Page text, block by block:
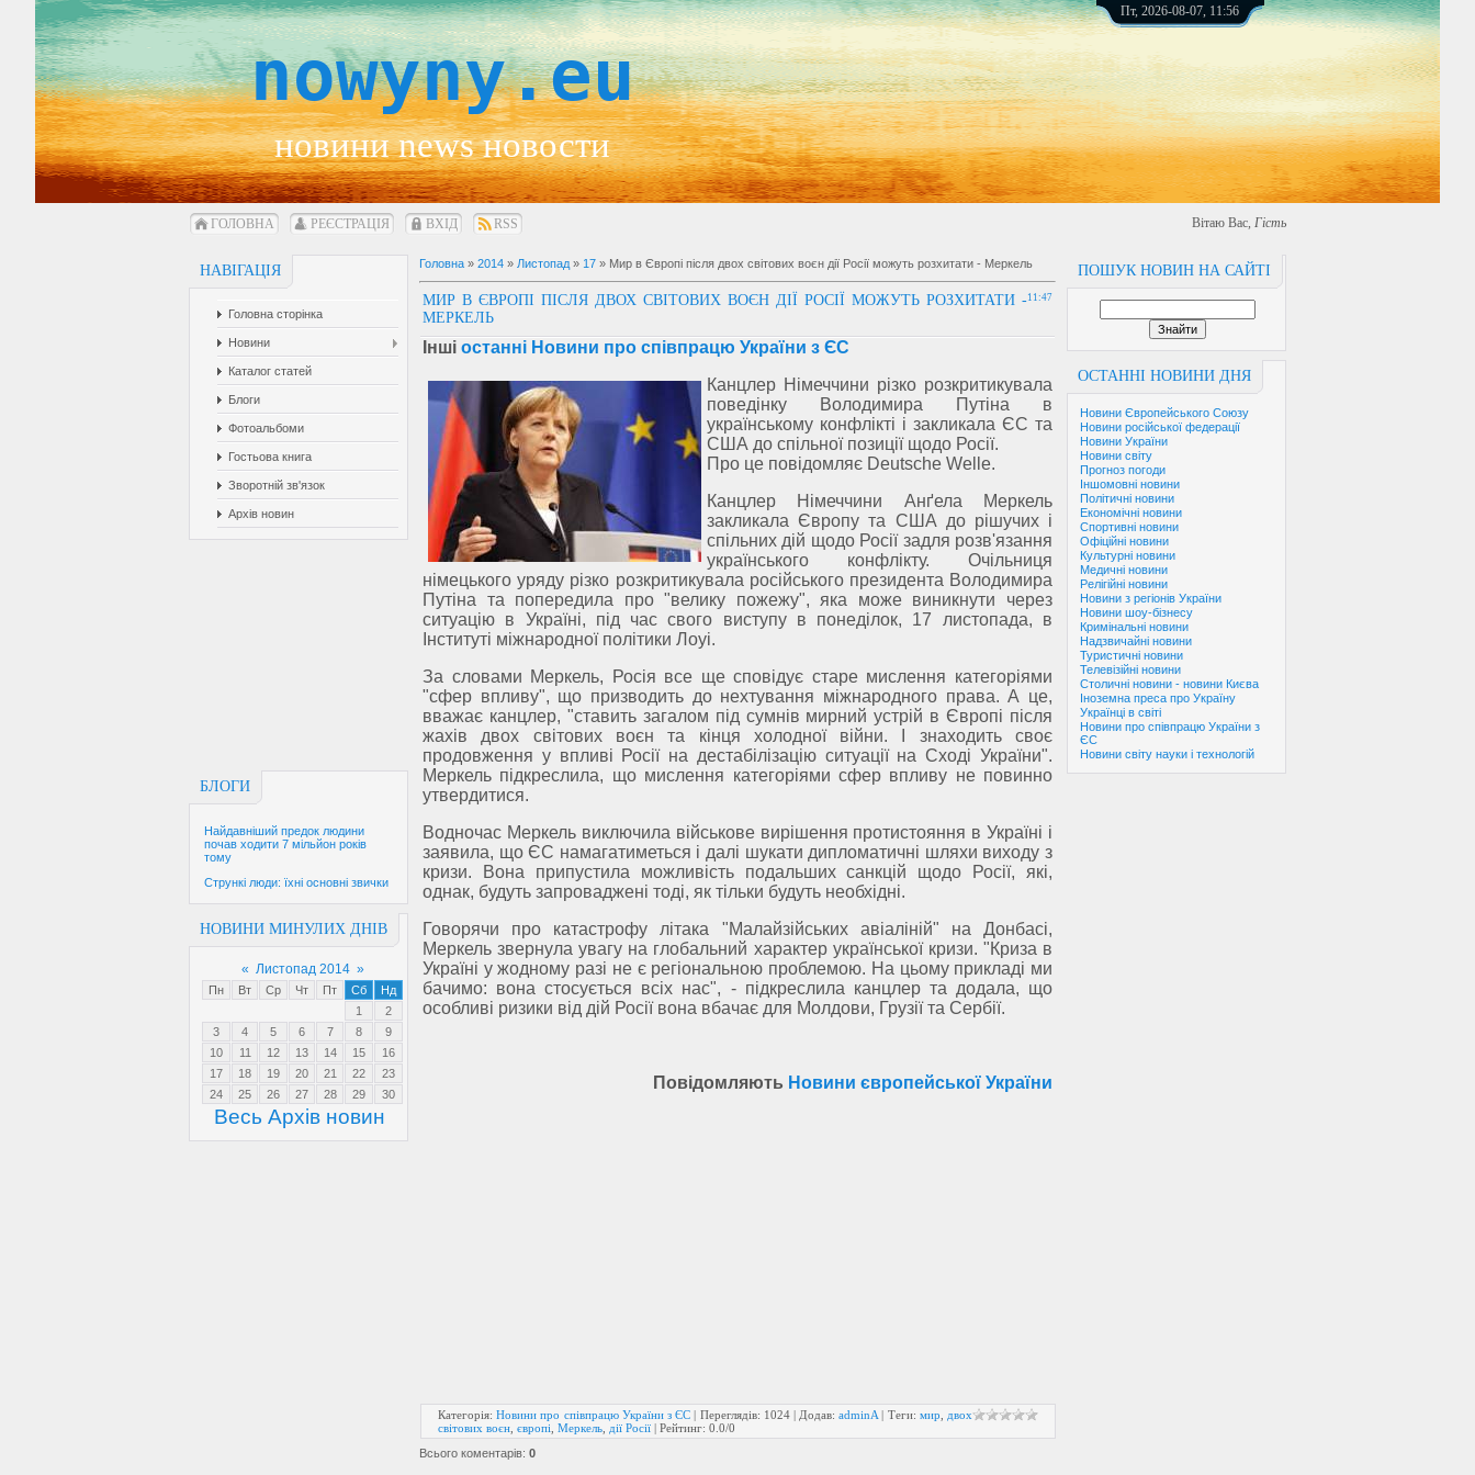
nowyny.eu
новини news новости
Пт, 2026-08-07, 11:56
ГОЛОВНА РЕЄСТРАЦІЯ ВХІД RSS Вітаю Вас, Гість
НАВІГАЦІЯ
Головна сторінка
Новини
Каталог статей
Блоги
Фотоальбоми
Гостьова книга
Зворотній зв'язок
Архів новин
БЛОГИ
Найдавніший предок людини
почав ходити 7 мільйон років
тому
Стрункі люди: їхні основні звички
НОВИНИ МИНУЛИХ ДНІВ
« Листопад 2014 »
Пн Вт Ср Чт Пт Сб
Нд
1
2
3
4 5 6 7 8
9
10
11 12 13 14 15
16
17
18 19 20 21 22
23
24
25 26 27 28 29 30
Весь Архів новин
ПОШУК НОВИН НА САЙТІ
ОСТАННІ НОВИНИ ДНЯ
Новини Європейського Союзу
Новини російської федерації
Новини України
Новини світу
Прогноз погоди
Іншомовні новини
Політичні новини
Економічні новини
Спортивні новини
Офіційні новини
Культурні новини
Медичні новини
Релігійні новини
Новини з регіонів України
Новини шоу-бізнесу
Кримінальні новини
Надзвичайні новини
Туристичні новини
Телевізійні новини
Столичні новини - новини Києва
Іноземна преса про Україну
Українці в світі
Новини про співпрацю України з
ЄС
Новини світу науки і технологій
Головна » 2014 » Листопад » 17 » Мир в Європі після двох світових воєн дії Росії можуть розхитати - Меркель
11:47
МИР В ЄВРОПІ ПІСЛЯ ДВОХ СВІТОВИХ ВОЄН ДІЇ РОСІЇ МОЖУТЬ РОЗХИТАТИ -
МЕРКЕЛЬ
Інші останні Новини про співпрацю України з ЄС
Канцлер Німеччини різко розкритикувала
поведінку Володимира Путіна в
українському конфлікті і закликала ЄС та
США до спільної позиції щодо Росії.
Про це повідомляє Deutsche Welle.
Канцлер Німеччини Анґела Меркель
закликала Європу та США до рішучих і
спільних дій щодо Росії задля розв'язання
українського конфлікту. Очільниця
німецького уряду різко розкритикувала російського президента Володимира
Путіна та попередила про "велику пожежу", яка може виникнути через
ситуацію в Україні, під час свого виступу в понеділок, 17 листопада, в
Інституті міжнародної політики Лоуі.
За словами Меркель, Росія все ще сповідує старе мислення категоріями
"сфер впливу", що призводить до нехтування міжнародного права. А це,
вважає канцлер, "ставить загалом під сумнів мирний устрій в Європі після
жахів двох світових воєн та кінця холодної війни. І знаходить своє
продовження у впливі Росії на дестабілізацію ситуації на Сході України".
Меркель підкреслила, що мислення категоріями сфер впливу не повинно
утвердитися.
Водночас Меркель виключила військове вирішення протистояння в Україні і
заявила, що ЄС намагатиметься і далі шукати дипломатичні шляхи виходу з
кризи. Вона припустила можливість подальших санкцій щодо Росії, які,
однак, будуть запроваджені тоді, як тільки будуть необхідні.
Говорячи про катастрофу літака "Малайзійських авіаліній" на Донбасі,
Меркель звернула увагу на глобальний характер української кризи. "Криза в
Україні у жодному разі не є регіональною проблемою. На цьому прикладі ми
бачимо: вона стосується всіх нас", - підкреслила канцлер та додала, що
особливі ризики від дій Росії вона вбачає для Молдови, Грузії та Сербії.
Повідомляють Новини європейської України
Категорія: Новини про співпрацю України з ЄС | Переглядів: 1024| Додав: adminA | Теги: мир
двох
світових воєн європі Меркель дії Росії | Рейтинг: 0.0/0
Всього коментарів: 0